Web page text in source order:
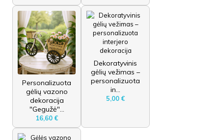
Personalizuota
gėlių vazono
dekoracija
"Gegužė"...
16,60 €
Dekoratyvinis
gėlių vežimas –
personalizuota
in...
5,00 €